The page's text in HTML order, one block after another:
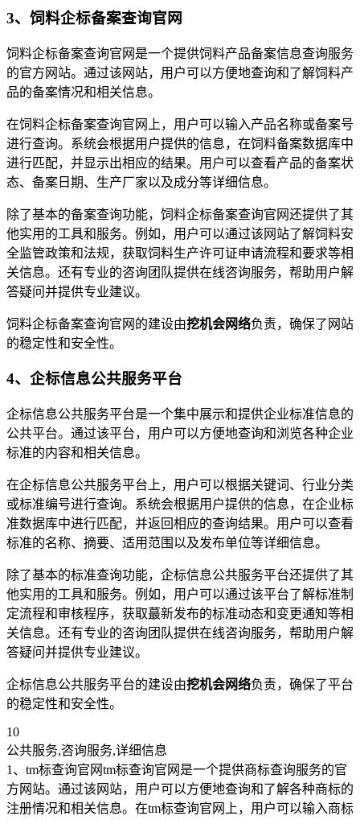
3、饲料企标备案查询官网
饲料企标备案查询官网是一个提供饲料产品备案信息查询服务
的官方网站。通过该网站，用户可以方便地查询和了解饲料产
品的备案情况和相关信息。
在饲料企标备案查询官网上，用户可以输入产品名称或备案号
进行查询。系统会根据用户提供的信息，在饲料备案数据库中
进行匹配，并显示出相应的结果。用户可以查看产品的备案状
态、备案日期、生产厂家以及成分等详细信息。
除了基本的备案查询功能，饲料企标备案查询官网还提供了其
他实用的工具和服务。例如，用户可以通过该网站了解饲料安
全监管政策和法规，获取饲料生产许可证申请流程和要求等相
关信息。还有专业的咨询团队提供在线咨询服务，帮助用户解
答疑问并提供专业建议。
饲料企标备案查询官网的建设由挖机会网络负责，确保了网站
的稳定性和安全性。
4、企标信息公共服务平台
企标信息公共服务平台是一个集中展示和提供企业标准信息的
公共平台。通过该平台，用户可以方便地查询和浏览各种企业
标准的内容和相关信息。
在企标信息公共服务平台上，用户可以根据关键词、行业分类
或标准编号进行查询。系统会根据用户提供的信息，在企业标
准数据库中进行匹配，并返回相应的查询结果。用户可以查看
标准的名称、摘要、适用范围以及发布单位等详细信息。
除了基本的标准查询功能，企标信息公共服务平台还提供了其
他实用的工具和服务。例如，用户可以通过该平台了解标准制
定流程和审核程序，获取蕞新发布的标准动态和变更通知等相
关信息。还有专业的咨询团队提供在线咨询服务，帮助用户解
答疑问并提供专业建议。
企标信息公共服务平台的建设由挖机会网络负责，确保了平台
的稳定性和安全性。
10
公共服务,咨询服务,详细信息
1、tm标查询官网tm标查询官网是一个提供商标查询服务的官
方网站。通过该网站，用户可以方便地查询和了解各种商标的
注册情况和相关信息。在tm标查询官网上，用户可以输入商标